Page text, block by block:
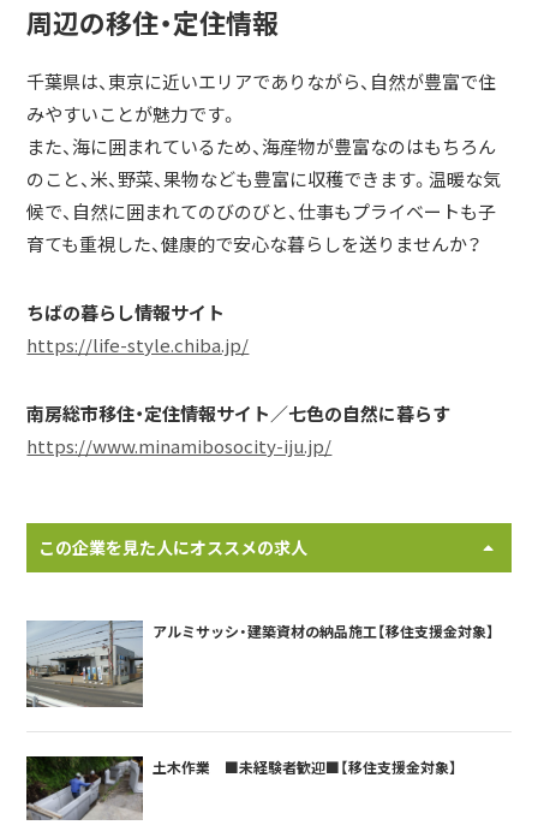
周辺の移住・定住情報
千葉県は、東京に近いエリアでありながら、自然が豊富で住
みやすいことが魅力です。
また、海に囲まれているため、海産物が豊富なのはもちろん
のこと、米、野菜、果物なども豊富に収穫できます。温暖な気
候で、自然に囲まれてのびのびと、仕事もプライベートも子
育ても重視した、健康的で安心な暮らしを送りませんか？
ちばの暮らし情報サイト
https://life-style.chiba.jp/
南房総市移住・定住情報サイト／七色の自然に暮らす
https://www.minamibosocity-iju.jp/
この企業を見た人にオススメの求人
アルミサッシ・建築資材の納品施工【移住支援金対象】
土木作業 ■未経験者歓迎■【移住支援金対象】